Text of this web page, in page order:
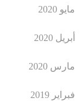
مايو 2020
أبريل 2020
مارس 2020
فبراير 2019